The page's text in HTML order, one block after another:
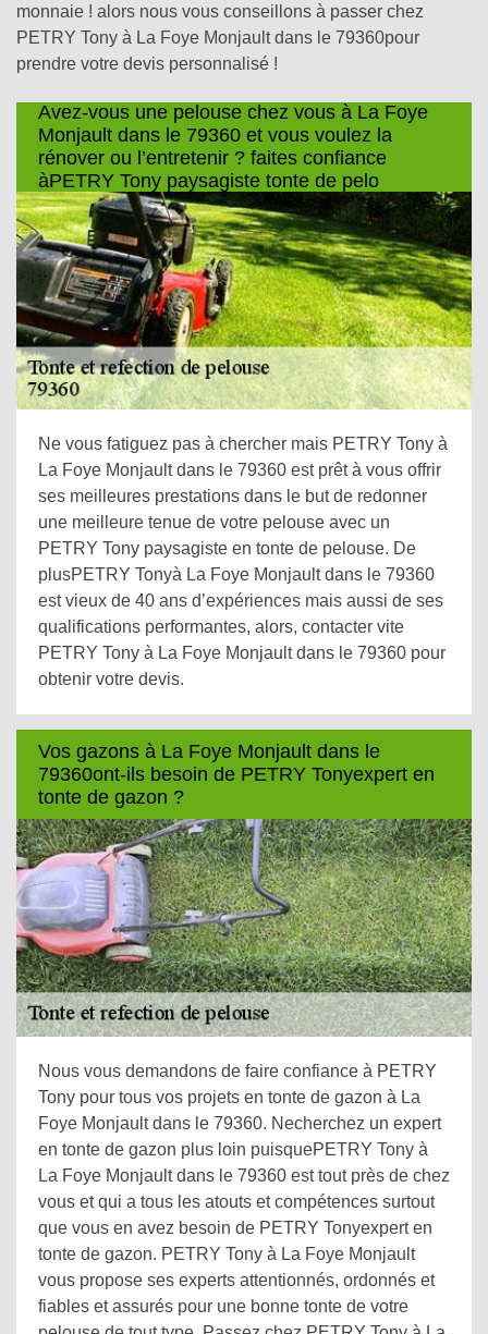
monnaie ! alors nous vous conseillons à passer chez
PETRY Tony à La Foye Monjault dans le 79360pour
prendre votre devis personnalisé !
Avez-vous une pelouse chez vous à La Foye
Monjault dans le 79360 et vous voulez la
rénover ou l’entretenir ? faites confiance
àPETRY Tony paysagiste tonte de pelo
Ne vous fatiguez pas à chercher mais PETRY Tony à
La Foye Monjault dans le 79360 est prêt à vous offrir
ses meilleures prestations dans le but de redonner
une meilleure tenue de votre pelouse avec un
PETRY Tony paysagiste en tonte de pelouse. De
plusPETRY Tonyà La Foye Monjault dans le 79360
est vieux de 40 ans d’expériences mais aussi de ses
qualifications performantes, alors, contacter vite
PETRY Tony à La Foye Monjault dans le 79360 pour
obtenir votre devis.
Vos gazons à La Foye Monjault dans le
79360ont-ils besoin de PETRY Tonyexpert en
tonte de gazon ?
Nous vous demandons de faire confiance à PETRY
Tony pour tous vos projets en tonte de gazon à La
Foye Monjault dans le 79360. Necherchez un expert
en tonte de gazon plus loin puisquePETRY Tony à
La Foye Monjault dans le 79360 est tout près de chez
vous et qui a tous les atouts et compétences surtout
que vous en avez besoin de PETRY Tonyexpert en
tonte de gazon. PETRY Tony à La Foye Monjault
vous propose ses experts attentionnés, ordonnés et
fiables et assurés pour une bonne tonte de votre